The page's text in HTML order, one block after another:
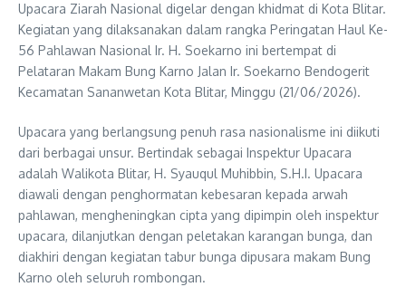
Upacara Ziarah Nasional digelar dengan khidmat di Kota Blitar.
Kegiatan yang dilaksanakan dalam rangka Peringatan Haul Ke-
56 Pahlawan Nasional Ir. H. Soekarno ini bertempat di
Pelataran Makam Bung Karno Jalan Ir. Soekarno Bendogerit
Kecamatan Sananwetan Kota Blitar, Minggu (21/06/2026).
Upacara yang berlangsung penuh rasa nasionalisme ini diikuti
dari berbagai unsur. Bertindak sebagai Inspektur Upacara
adalah Walikota Blitar, H. Syauqul Muhibbin, S.H.I. Upacara
diawali dengan penghormatan kebesaran kepada arwah
pahlawan, mengheningkan cipta yang dipimpin oleh inspektur
upacara, dilanjutkan dengan peletakan karangan bunga, dan
diakhiri dengan kegiatan tabur bunga dipusara makam Bung
Karno oleh seluruh rombongan.